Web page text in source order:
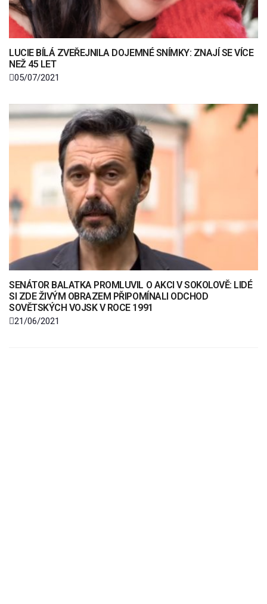
LUCIE BÍLÁ ZVEŘEJNILA DOJEMNÉ SNÍMKY: ZNAJÍ SE VÍCE
NEŽ 45 LET
05/07/2021
SENÁTOR BALATKA PROMLUVIL O AKCI V SOKOLOVĚ: LIDÉ
SI ZDE ŽIVÝM OBRAZEM PŘIPOMÍNALI ODCHOD
SOVĚTSKÝCH VOJSK V ROCE 1991
21/06/2021